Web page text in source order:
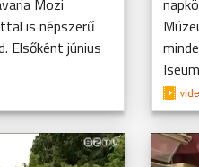
Mozi
is népszerű
Elsőként június